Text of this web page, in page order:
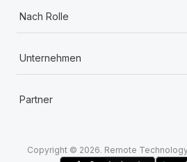
Nach Rolle
Unternehmen
Partner
Copyright © 2026. Remote